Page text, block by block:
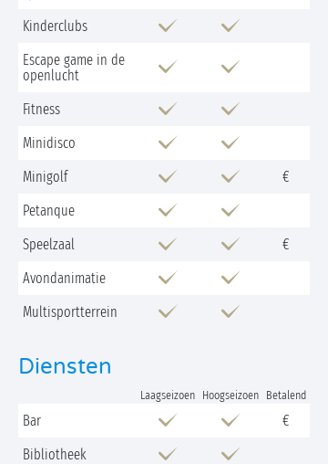
Kinderclubs
Escape game in de
openlucht
Fitness
Minidisco
Minigolf
€
Petanque
Speelzaal
€
Avondanimatie
Multisportterrein
Diensten
Laagseizoen Hoogseizoen Betalend
Bar
€
Bibliotheek